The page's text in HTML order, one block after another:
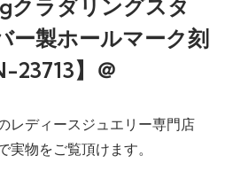
ラダリングスタ
ー製ホールマーク刻
23713】＠
レディースジュエリー専門店
実物をご覧頂けます。